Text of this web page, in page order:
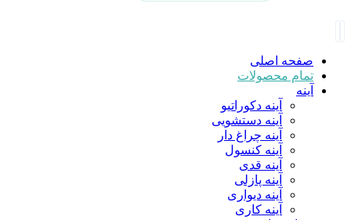
صفحه اصلی
تمام محصولات
آینه
آینه دکوراتیو
آینه دستشویی
آینه چراغ دار
آینه کنسول
آینه قدی
آینه پازلی
آینه دیواری
آینه کاری